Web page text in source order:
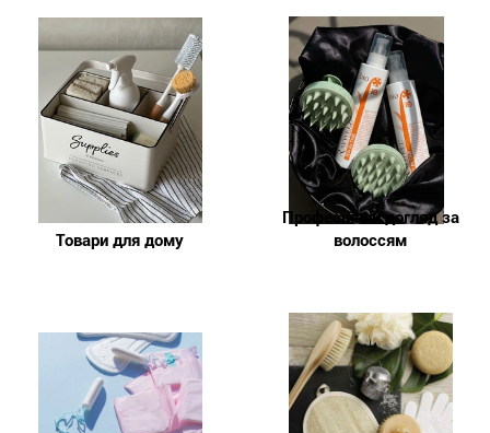
Товари для дому
Професійний догляд за
волоссям